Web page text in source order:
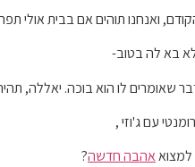
ואנחנו תוהים אם בבית אולי
בא לה בטוב-
שאומרים לו הוא בוכה. יאללה,
עם ג'וזי ,
למצואאהבה חדשה?